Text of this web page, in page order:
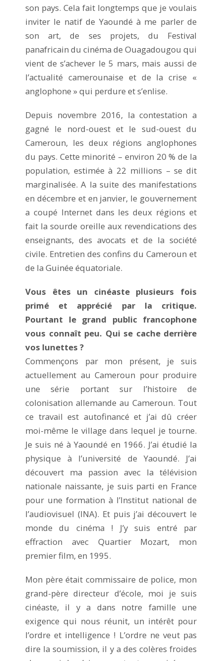
son pays. Cela fait longtemps que je voulais
inviter le natif de Yaoundé à me parler de
son art, de ses projets, du Festival
panafricain du cinéma de Ouagadougou qui
vient de s’achever le 5 mars, mais aussi de
l’actualité camerounaise et de la crise «
anglophone » qui perdure et s’enlise.
Depuis novembre 2016, la contestation a
gagné le nord-ouest et le sud-ouest du
Cameroun, les deux régions anglophones
du pays. Cette minorité – environ 20 % de la
population, estimée à 22 millions – se dit
marginalisée. A la suite des manifestations
en décembre et en janvier, le gouvernement
a coupé Internet dans les deux régions et
fait la sourde oreille aux revendications des
enseignants, des avocats et de la société
civile. Entretien des confins du Cameroun et
de la Guinée équatoriale.
Vous êtes un cinéaste plusieurs fois
primé et apprécié par la critique.
Pourtant le grand public francophone
vous connaît peu. Qui se cache derrière
vos lunettes ?
Commençons par mon présent, je suis
actuellement au Cameroun pour produire
une série portant sur l’histoire de
colonisation allemande au Cameroun. Tout
ce travail est autofinancé et j’ai dû créer
moi-même le village dans lequel je tourne.
Je suis né à Yaoundé en 1966. J’ai étudié la
physique à l’université de Yaoundé. J’ai
découvert ma passion avec la télévision
nationale naissante, je suis parti en France
pour une formation à l’Institut national de
l’audiovisuel (INA). Et puis j’ai découvert le
monde du cinéma ! J’y suis entré par
effraction avec Quartier Mozart, mon
premier film, en 1995.
Mon père était commissaire de police, mon
grand-père directeur d’école, moi je suis
cinéaste, il y a dans notre famille une
exigence qui nous réunit, un intérêt pour
l’ordre et intelligence ! L’ordre ne veut pas
dire la soumission, il y a des colères froides